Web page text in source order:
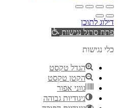
דילוג לתוכן
פתח סרגל נגישות
כלי נגישות
הגדל טקסט
הקטן טקסט
גווני אפור
ניגודיות גבוהה